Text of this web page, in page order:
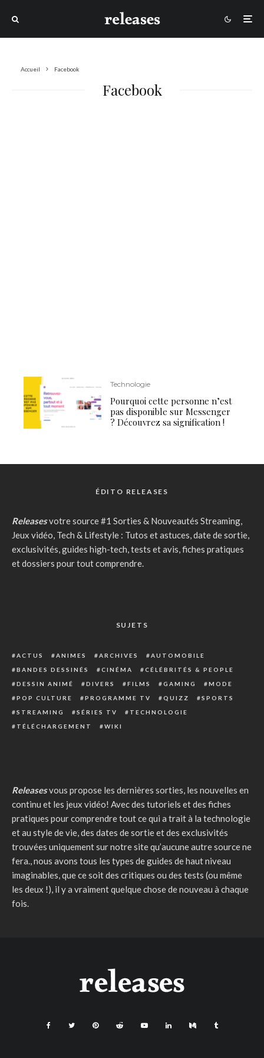
Accueil Facebook
Facebook
Technologie
Pourquoi cette personne n’est
pas disponible sur Messenger
? Découvrez sa signification !
ÉDITO RELEASES
Releasesvotre source #1 Sorties & Nouveautés Streaming,
Jeux vidéo, Tech & Lifestyle : Tutos et astuces, date de sortie,
exclusivités, guides high-tech, tests et avis, fiches pratiques
et dossiers pour tout comprendre.
SUJETS
ACTUS ANIMES ARCHIVES
AUTOMOBILE
BANDES DESSINÉS
CINÉMA
CÉLÉBRITÉS & PEOPLE
DESSIN ANIMÉ
DIVERS FILMS GAMING
MODE
POP CULTURE
PROGRAMME TV QUIZZ
SPORTS
STREAMING
SÉRIES TV
TECHNOLOGIE
TÉLÉCHARGEMENT
WIKI
Releasesvous propose les dernières sorties, les nouvelles en
continu et les jeux vidéo! Avec des tutoriels et des fiches
pratiques pour comprendre tout ce qui a trait à la technologie
et au style de vie, des dates de sortie et des exclusivités
trouvées uniquement sur notre site qu’aucune autre source ne
fera., nous avons tous les types de guides de haut niveau
imaginables, que ce soit des critiques ou des tests (ou même
les deux !), il y a vraiment quelque chose de nouveau à chaque
fois.